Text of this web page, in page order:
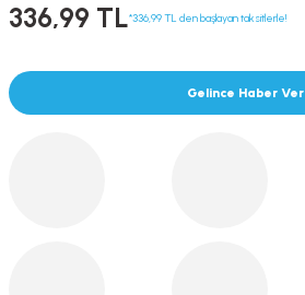
336,99 TL*336,99 TL den başlayan taksitlerle!
Gelince Haber Ver